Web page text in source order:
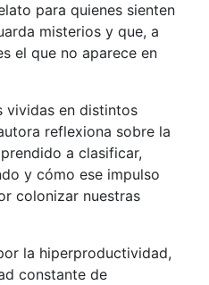
para quienes sienten
misterios y que, a
el que no aparece en
vividas en distintos
reflexiona sobre la
a clasificar,
y cómo ese impulso
colonizar nuestras
la hiperproductividad,
constante de